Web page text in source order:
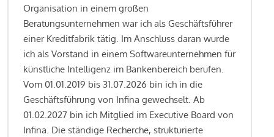
Organisation in einem großen
Beratungsunternehmen war ich als Geschäftsführer
einer Kreditfabrik tätig. Im Anschluss daran wurde
ich als Vorstand in einem Softwareunternehmen für
künstliche Intelligenz im Bankenbereich berufen.
Vom 01.01.2019 bis 31.07.2026 bin ich in die
Geschäftsführung von Infina gewechselt. Ab
01.02.2027 bin ich Mitglied im Executive Board von
Infina. Die ständige Recherche, strukturierte